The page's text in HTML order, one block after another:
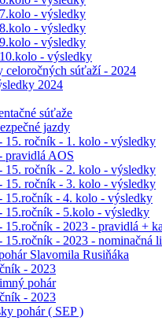
- výsledky
- výsledky
- výsledky
- výsledky
celoročných súťaží - 2024
2024
súťaže
jazdy
15. ročník - 1. kolo - výsledky
pravidlá AOS
15. ročník - 2. kolo - výsledky
15. ročník - 3. kolo - výsledky
15.ročník - 4. kolo - výsledky
15.ročník - 5.kolo - výsledky
15.ročník - 2023 - pravidlá +
15.ročník - 2023 - nominačná
Slavomila Rusiňáka
- 2023
pohár
- 2023
pohár ( SEP )